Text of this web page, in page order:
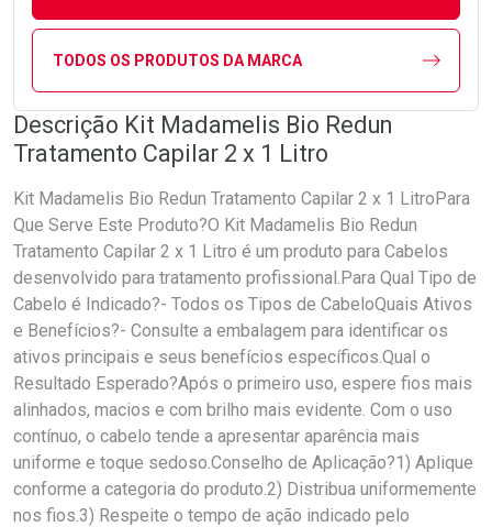
TODOS OS PRODUTOS DA MARCA
Descrição Kit Madamelis Bio Redun
Tratamento Capilar 2 x 1 Litro
Kit Madamelis Bio Redun Tratamento Capilar 2 x 1 LitroPara
Que Serve Este Produto?O Kit Madamelis Bio Redun
Tratamento Capilar 2 x 1 Litro é um produto para Cabelos
desenvolvido para tratamento profissional.Para Qual Tipo de
Cabelo é Indicado?- Todos os Tipos de CabeloQuais Ativos
e Benefícios?- Consulte a embalagem para identificar os
ativos principais e seus benefícios específicos.Qual o
Resultado Esperado?Após o primeiro uso, espere fios mais
alinhados, macios e com brilho mais evidente. Com o uso
contínuo, o cabelo tende a apresentar aparência mais
uniforme e toque sedoso.Conselho de Aplicação?1) Aplique
conforme a categoria do produto.2) Distribua uniformemente
nos fios.3) Respeite o tempo de ação indicado pelo